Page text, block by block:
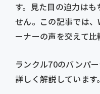
す。見た目の迫力は
せん。この記事では
ーナーの声を交えて比
ランクル70のバンパ
詳しく解説しています